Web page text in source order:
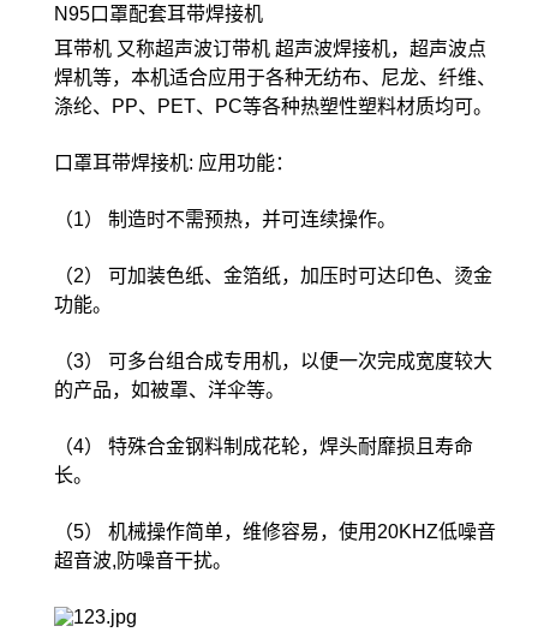
N95口罩配套耳带焊接机
耳带机 又称超声波订带机 超声波焊接机，超声波点
焊机等，本机适合应用于各种无纺布、尼龙、纤维、
涤纶、PP、PET、PC等各种热塑性塑料材质均可。
口罩耳带焊接机: 应用功能：
（1） 制造时不需预热，并可连续操作。
（2） 可加装色纸、金箔纸，加压时可达印色、烫金
功能。
（3） 可多台组合成专用机，以便一次完成宽度较大
的产品，如被罩、洋伞等。
（4） 特殊合金钢料制成花轮，焊头耐靡损且寿命
长。
（5） 机械操作简单，维修容易，使用20KHZ低噪音
超音波,防噪音干扰。